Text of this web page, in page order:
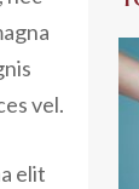
vel.
elit